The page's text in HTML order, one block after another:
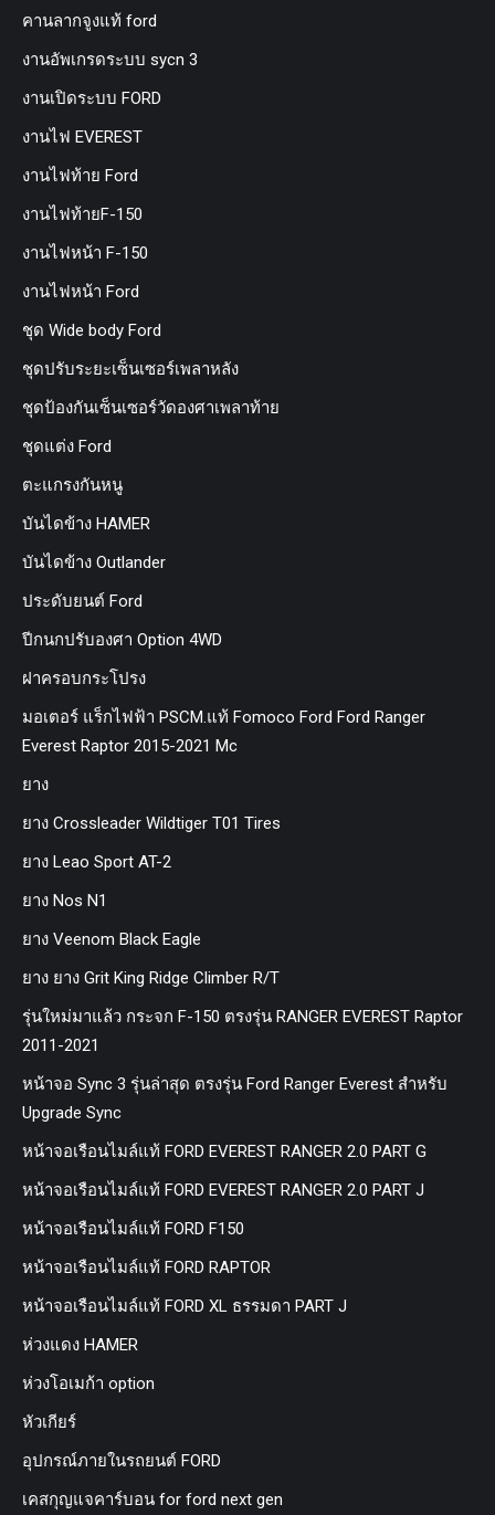
คานลากจูงแท้ ford
งานอัพเกรดระบบ sycn 3
งานเปิดระบบ FORD
งานไฟ EVEREST
งานไฟท้าย Ford
งานไฟท้ายF-150
งานไฟหน้า F-150
งานไฟหน้า Ford
ชุด Wide body Ford
ชุดปรับระยะเซ็นเซอร์เพลาหลัง
ชุดป้องกันเซ็นเซอร์วัดองศาเพลาท้าย
ชุดแต่ง Ford
ตะแกรงกันหนู
บันไดข้าง HAMER
บันไดข้าง Outlander
ประดับยนต์ Ford
ปีกนกปรับองศา Option 4WD
ฝาครอบกระโปรง
มอเตอร์ แร็กไฟฟ้า PSCM.แท้ Fomoco Ford Ford Ranger
Everest Raptor 2015-2021 Mc
ยาง
ยาง Crossleader Wildtiger T01 Tires
ยาง Leao Sport AT-2
ยาง Nos N1
ยาง Veenom Black Eagle
ยาง ยาง Grit King Ridge Climber R/T
รุ่นใหม่มาแล้ว กระจก F-150 ตรงรุ่น RANGER EVEREST Raptor
2011-2021
หน้าจอ Sync 3 รุ่นล่าสุด ตรงรุ่น Ford Ranger Everest สำหรับ
Upgrade Sync
หน้าจอเรือนไมล์แท้ FORD EVEREST RANGER 2.0 PART G
หน้าจอเรือนไมล์แท้ FORD EVEREST RANGER 2.0 PART J
หน้าจอเรือนไมล์แท้ FORD F150
หน้าจอเรือนไมล์แท้ FORD RAPTOR
หน้าจอเรือนไมล์แท้ FORD XL ธรรมดา PART J
ห่วงแดง HAMER
ห่วงโอเมก้า option
หัวเกียร์
อุปกรณ์ภายในรถยนต์ FORD
เคสกุญแจคาร์บอน for ford next gen